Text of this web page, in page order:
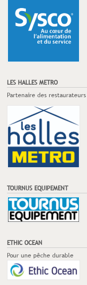
LES HALLES METRO
Partenaire des
TOURNUS EQUIPEMENT
ETHIC OCEAN
Pour une pêche durable